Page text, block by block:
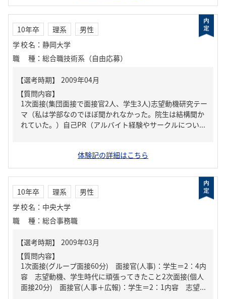
10年卒 理系
男性
学校名 ： 静岡大学
職種 ： 総合職技術系（自由応募）
【質問内容】
1次面接(集団面接で面接官2人、学生3人)志望動機研究テー
マ（私は学部なのでほぼ聞かれなかった。院生は結構聞か
れていた。）自己PR（アルバイト経験やサークルについ...
体験記の詳細はこちら
10年卒 理系
男性
学校名 ： 中央大学
職種 ： 総合事務職
【質問内容】
1次面接(グループ面接60分) 面接官(人事)：学生＝2：4内
容 志望動機、学生時代に頑張ってきたこと2次面接(個人
面接20分) 面接官(人事＋広報)：学生＝2：1内容 志望...